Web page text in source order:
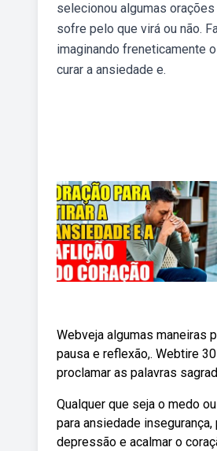
selecionou algumas
sofre pelo que virá ou não.
imaginando freneticamente
curar a ansiedade e.
Webveja algumas maneiras
pausa e reflexão,. Webtire
proclamar as palavras
Qualquer que seja o medo
para ansiedade
depressão e acalmar o